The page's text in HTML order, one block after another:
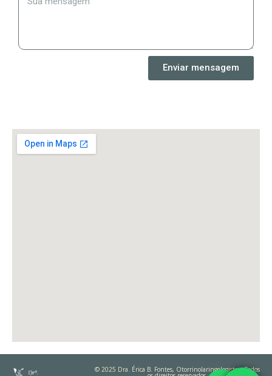
Enviar mensagem
© 2025 Dra. Érica B. Fontes, Otorrinolaringologista – Todos